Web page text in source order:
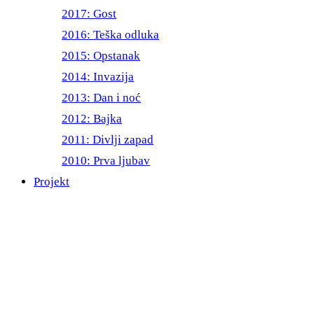
2017: Gost
2016: Teška odluka
2015: Opstanak
2014: Invazija
2013: Dan i noć
2012: Bajka
2011: Divlji zapad
2010: Prva ljubav
Projekt